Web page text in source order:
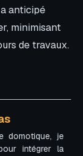
anticipé
minimisant
de travaux.
domotique, je
intégrer la